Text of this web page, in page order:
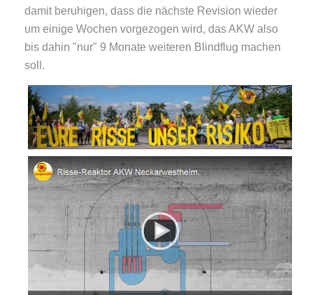
damit beruhigen, dass die nächste Revision wieder
um einige Wochen vorgezogen wird, das AKW also
bis dahin "nur" 9 Monate weiteren Blindflug machen
soll.